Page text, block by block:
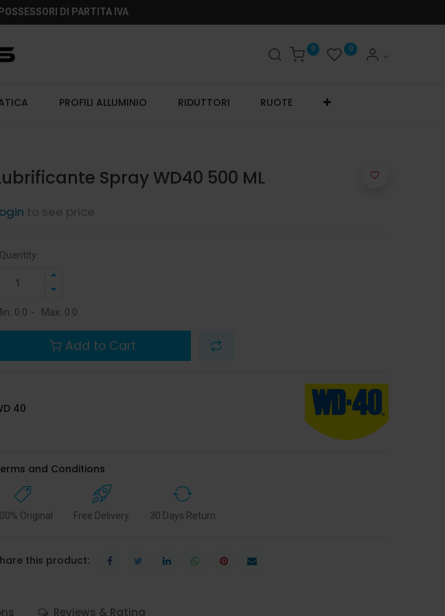
DI PARTITA IVA
0 0
PROFILI ALLUMINIO RIDUTTORI RUOTE
Spray WD40 500 ML
to see price
Quantity:
0.0 - Max: 0.0
Add to Cart
40
and Conditions
Original Free Delivery 30 Days Return
this product:
Reviews & Rating